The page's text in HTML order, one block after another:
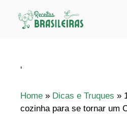
'
Home » Dicas e Truques »
cozinha para se tornar um